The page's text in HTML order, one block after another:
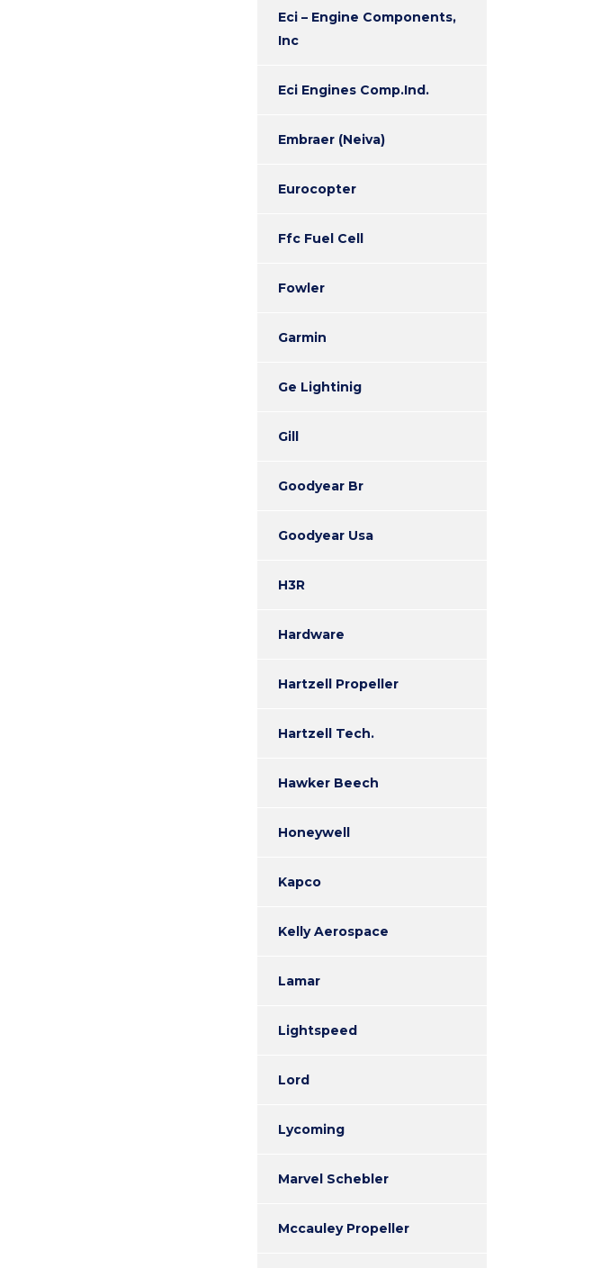
Eci – Engine Components,
Inc
Eci Engines Comp.Ind.
Embraer (Neiva)
Eurocopter
Ffc Fuel Cell
Fowler
Garmin
Ge Lightinig
Gill
Goodyear Br
Goodyear Usa
H3R
Hardware
Hartzell Propeller
Hartzell Tech.
Hawker Beech
Honeywell
Kapco
Kelly Aerospace
Lamar
Lightspeed
Lord
Lycoming
Marvel Schebler
Mccauley Propeller